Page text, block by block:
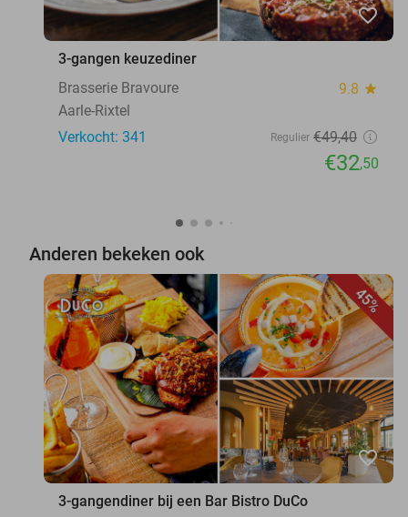
favorite_border
3-gangen keuzediner
Brasserie Bravoure
9.8 star
Aarle-Rixtel
Verkocht: 341
Regulier €49,40
€32,50
Anderen bekeken ook
45%
favorite_border
3-gangendiner bij een Bar Bistro DuCo